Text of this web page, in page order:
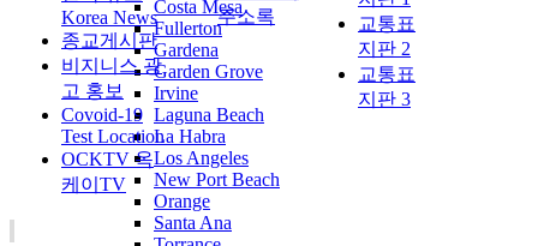
Costa Mesa
Fullerton
Gardena
Garden Grove
Irvine
Laguna Beach
La Habra
Los Angeles
New Port Beach
Orange
Santa Ana
Korea News
종교게시판
비지니스 광
고 홍보
Covoid-19
Test Location
OCKTV 옥
케이TV
주소록
교통표
지판 2
교통표
지판 3